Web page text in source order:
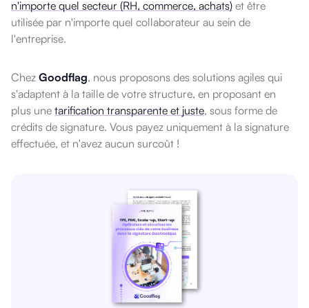
n'importe quel secteur (RH, commerce, achats) et être
utilisée par n'importe quel collaborateur au sein de
l'entreprise.
Chez Goodflag, nous proposons des solutions agiles qui
s'adaptent à la taille de votre structure, en proposant en
plus une tarification transparente et juste, sous forme de
crédits de signature. Vous payez uniquement à la signature
effectuée, et n'avez aucun surcoût !